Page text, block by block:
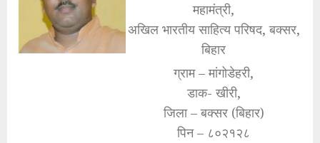
महामंत्री,
अखिल भारतीय साहित्य परिषद, बक्सर,
बिहार
ग्राम – मांगोडेहरी,
डाक- खीरी,
जिला – बक्सर (बिहार)
पिन – ८०२१२८